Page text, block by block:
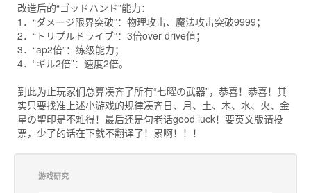
改造后的“ゴッドハンド”能力：
1．“ダメージ限界突破”：物理攻击、魔法攻击突破9999；
2．“トリプルドライブ”：3倍over drive值；
3．“ap2倍”：练级能力；
4．“ギル2倍”：速度2倍。
到此为止玩家们总算凑齐了所有“七曜の武器”，恭喜！恭喜！其
实只要找准上述小游戏的规律凑齐日、月、土、木、水、火、金
星の聖印是不难得！最后还是句老话good luck！要英文版请投
票，少了的话在下就不翻译了！累啊！！！
游戏研究